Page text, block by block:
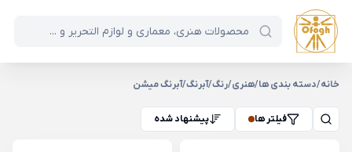
خانه/دسته بندی ها/هنری/رنگ/آبرنگ/آبرنگ میشن
فیلتر ها پیشنهاد شده